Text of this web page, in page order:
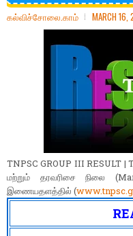
கல்விச்சோலை.காம் MARCH 16,
TNPSC GROUP III RESULT
மற்றும் தரவரிசை நிலை
இணையதளத்தில் (